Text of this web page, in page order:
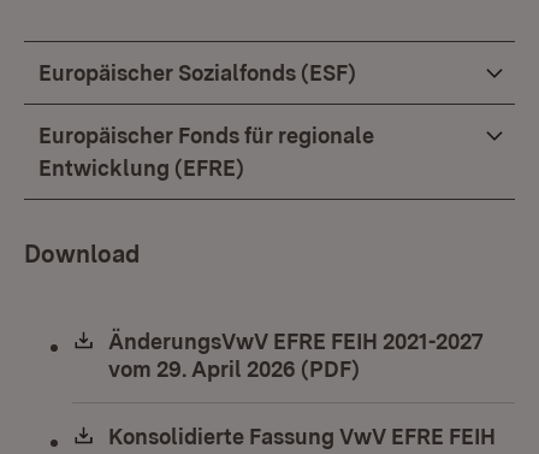
Europäischer Sozialfonds (ESF)
Europäischer Fonds für regionale
Entwicklung (EFRE)
Download
Download:
ÄnderungsVwV EFRE FEIH 2021-2027
vom 29. April 2026 (PDF)
Download:
Konsolidierte Fassung VwV EFRE FEIH